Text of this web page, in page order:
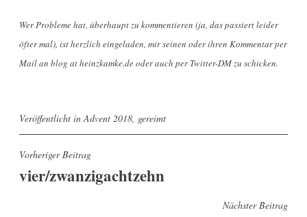
Wer Probleme hat, überhaupt zu kommentieren (ja, das passiert leider
öfter mal), ist herzlich eingeladen, mir seinen oder ihren Kommentar per
Mail an blog at heinzkamke.de oder auch per Twitter-DM zu schicken.
Veröffentlicht in Advent 2018 gereimt
Beitragsnavigation
Vorheriger Beitrag
vier/zwanzigachtzehn
Nächster Beitrag